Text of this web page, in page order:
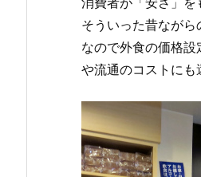
そういった昔ながら
なので外食の価格
や流通のコストにも